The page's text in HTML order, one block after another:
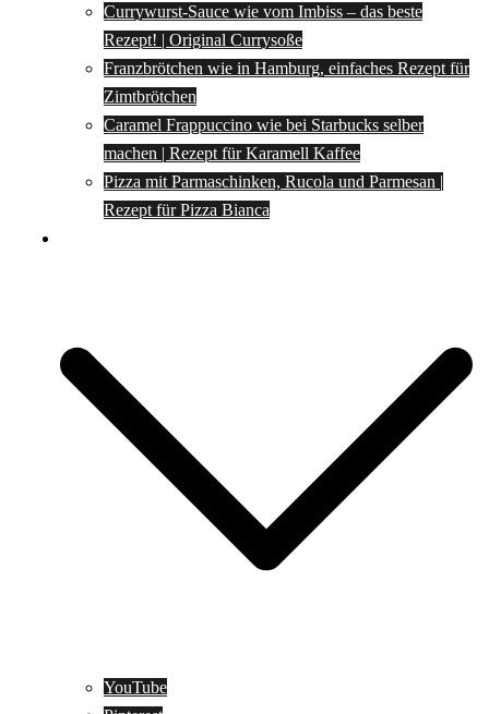
Currywurst-Sauce wie vom Imbiss – das beste
Rezept! | Original Currysoße
Franzbrötchen wie in Hamburg, einfaches Rezept für
Zimtbrötchen
Caramel Frappuccino wie bei Starbucks selber
machen | Rezept für Karamell Kaffee
Pizza mit Parmaschinken, Rucola und Parmesan |
Rezept für Pizza Bianca
YouTube